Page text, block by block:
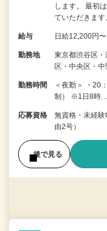
します。 最初
ていただきま
給与 日給12,200円
勤務地
東京都渋谷区
区・中央区・
勤務時間
＜夜勤＞ ・20
制） ※1日8時…
応募資格
無資格・未経
由2号）
後で見る